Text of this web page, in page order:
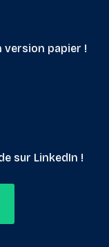
version papier !
sur LinkedIn !